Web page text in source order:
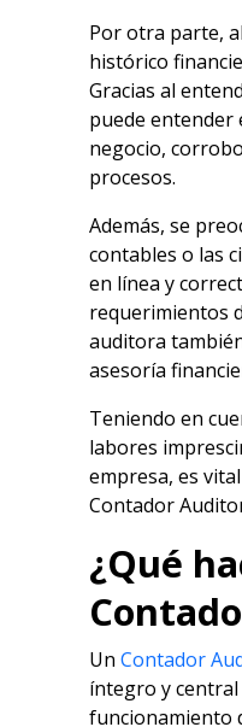
Por otra parte,
histórico
Gracias al
puede entender
negocio,
procesos.
Además, se
contables o las
en línea y
requerimientos
auditora
asesoría
Teniendo en
labores
empresa, es
Contador
¿Qué
Un Contador
íntegro y
funcionamiento